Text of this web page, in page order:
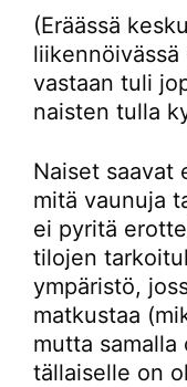
(Eräässä
liikennöivässä
vastaan tuli
naisten tulla
Naiset saavat
mitä vaunuja
ei pyritä
tilojen
ympäristö,
matkustaa
mutta
tällaiselle on